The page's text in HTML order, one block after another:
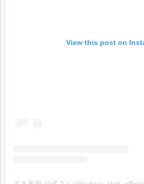
View this post on